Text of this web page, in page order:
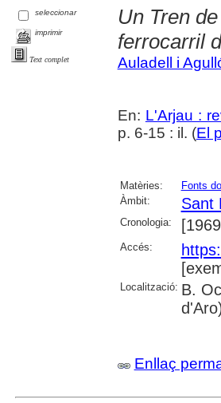
seleccionar
imprimir
Text complet
Un Tren
ferrocarril
Auladell i
En: L'Arjau :
p. 6-15 : il. (El
Matèries: Fonts
Àmbit:
Sant
Cronologia:
Accés:
Localització: B.
Enllaç